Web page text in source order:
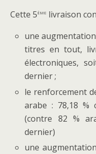
Cette 5ème livraison
une
titres en tout,
électroniques,
dernier ;
le renforcement
arabe : 78,18 %
(contre 82 %
dernier)
une